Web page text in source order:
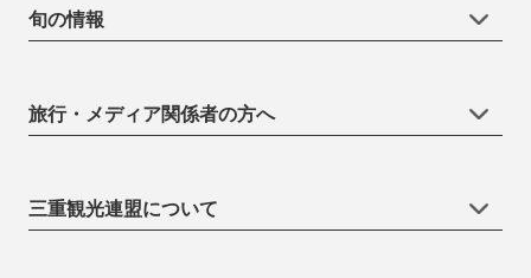
旬の情報
旅行・メディア関係者の方へ
三重観光連盟について